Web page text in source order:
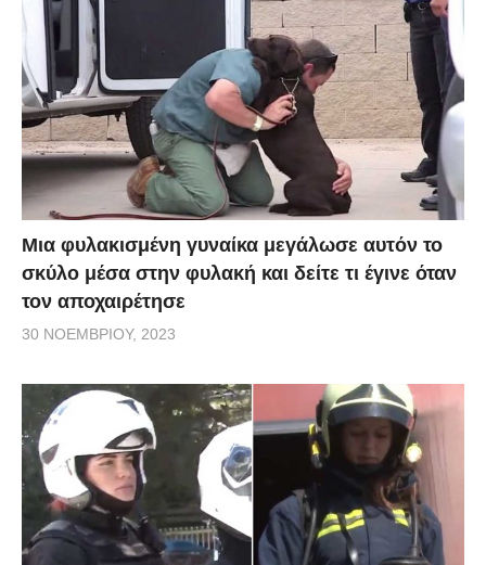
Μια φυλακισμένη γυναίκα μεγάλωσε αυτόν το
σκύλο μέσα στην φυλακή και δείτε τι έγινε όταν
τον αποχαιρέτησε
30 ΝΟΕΜΒΡΊΟΥ, 2023